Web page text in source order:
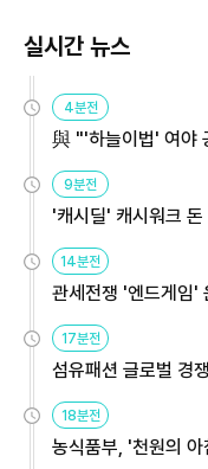
실시간 뉴스
4분전
與 "'하늘이법' 여야
9분전
'캐시딜' 캐시워크
14분전
관세전쟁 '엔드게임'
17분전
섬유패션 글로벌 경
18분전
농식품부, '천원의